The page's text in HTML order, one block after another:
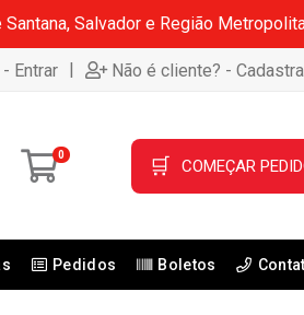
Salvador e Região
Entrar | Não é cliente? -
0 🛒 COMEÇAR
Pedidos Boletos